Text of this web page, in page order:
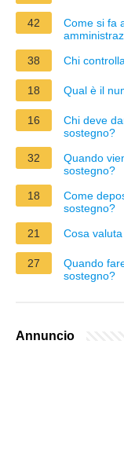
42
Come si fa
38
Chi
18 Qual è il
16
Chi deve
sostegno?
32
Quando
sostegno?
18
Come
sostegno?
21
Cosa
27
Quando
sostegno?
Annuncio